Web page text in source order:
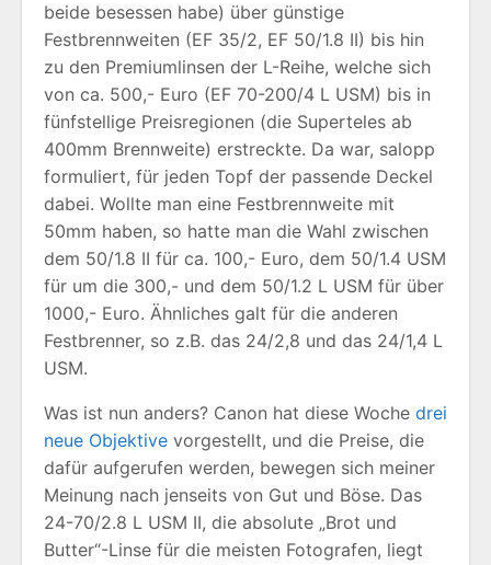
beide besessen habe) über günstige
Festbrennweiten (EF 35/2, EF 50/1.8 II) bis hin
zu den Premiumlinsen der L-Reihe, welche sich
von ca. 500,- Euro (EF 70-200/4 L USM) bis in
fünfstellige Preisregionen (die Superteles ab
400mm Brennweite) erstreckte. Da war, salopp
formuliert, für jeden Topf der passende Deckel
dabei. Wollte man eine Festbrennweite mit
50mm haben, so hatte man die Wahl zwischen
dem 50/1.8 II für ca. 100,- Euro, dem 50/1.4 USM
für um die 300,- und dem 50/1.2 L USM für über
1000,- Euro. Ähnliches galt für die anderen
Festbrenner, so z.B. das 24/2,8 und das 24/1,4 L
USM.
Was ist nun anders? Canon hat diese Woche drei
neue Objektive vorgestellt, und die Preise, die
dafür aufgerufen werden, bewegen sich meiner
Meinung nach jenseits von Gut und Böse. Das
24-70/2.8 L USM II, die absolute „Brot und
Butter“-Linse für die meisten Fotografen, liegt